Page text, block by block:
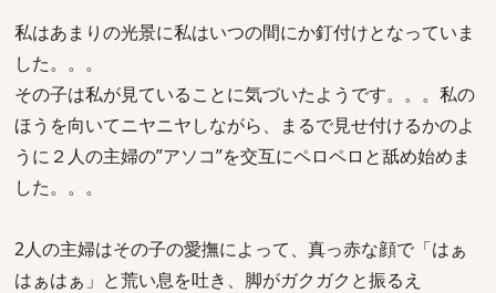
私はあまりの光景に私はいつの間にか釘付けとなっていま
した。。。
その子は私が見ていることに気づいたようです。。。私の
ほうを向いてニヤニヤしながら、まるで見せ付けるかのよ
うに２人の主婦の”アソコ”を交互にペロペロと舐め始めま
した。。。
2人の主婦はその子の愛撫によって、真っ赤な顔で「はぁ
はぁはぁ」と荒い息を吐き、脚がガクガクと振るえ